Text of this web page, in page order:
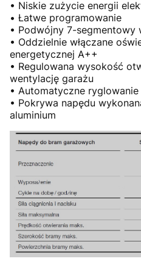
• Niskie zużycie energii
• Łatwe programowanie
• Podwójny 7-segmentowy
• Oddzielnie włączane
energetycznej A++
• Regulowana wysokość
wentylację garażu
• Automatyczne
• Pokrywa napędu
aluminium